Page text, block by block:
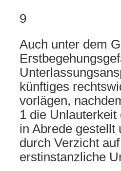
9
Auch unter dem
künftiges
vorlägen,
1 die
in Abrede gestellt
durch Verzicht
erstinstanzliche